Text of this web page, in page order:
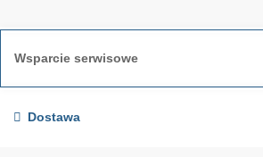
Wsparcie serwisowe
Dostawa